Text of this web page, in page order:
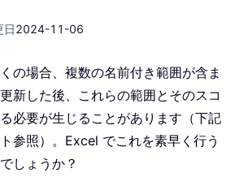
日2024-11-06
の場合、複数の名前付き範囲が含ま
新した後、これらの範囲とそのスコ
必要が生じることがあります（下記
参照）。Excel でこれを素早く行う
しょうか？